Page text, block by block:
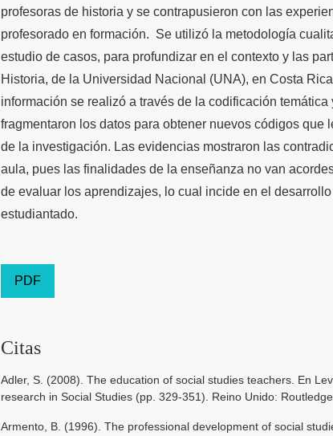
profesoras de historia y se contrapusieron con las
profesorado en formación. Se utilizó la metodología
estudio de casos, para profundizar en el contexto y las
Historia, de la Universidad Nacional (UNA), en Costa
información se realizó a través de la codificación temática
fragmentaron los datos para obtener nuevos códigos que
de la investigación. Las evidencias mostraron las
aula, pues las finalidades de la enseñanza no van
de evaluar los aprendizajes, lo cual incide en el
estudiantado.
PDF
Citas
Adler, S. (2008). The education of social studies teachers. En
research in Social Studies (pp. 329-351). Reino Unido: Routledge.
Armento, B. (1996). The professional development of social